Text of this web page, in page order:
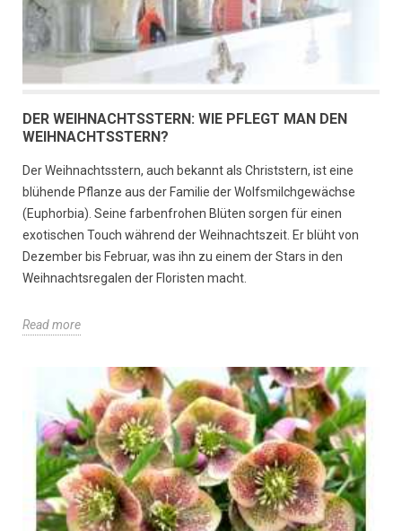
DER WEIHNACHTSSTERN: WIE PFLEGT MAN DEN
WEIHNACHTSSTERN?
Der Weihnachtsstern, auch bekannt als Christstern, ist eine
blühende Pflanze aus der Familie der Wolfsmilchgewächse
(Euphorbia). Seine farbenfrohen Blüten sorgen für einen
exotischen Touch während der Weihnachtszeit. Er blüht von
Dezember bis Februar, was ihn zu einem der Stars in den
Weihnachtsregalen der Floristen macht.
Read more